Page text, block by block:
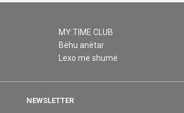
MY:TIME CLUB
Bëhu anëtar
Lexo më shumë
NEWSLETTER